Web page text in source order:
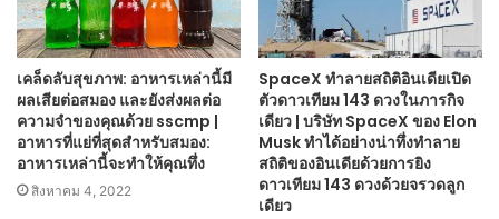
เคล็ดลับสุขภาพ: อาหารเหล่านี้มี
ผลเสียต่อสมอง และยังส่งผลต่อ
ความจำของคุณด้วย sscmp |
อาหารที่แย่ที่สุดสำหรับสมอง:
อาหารเหล่านี้จะทำให้คุณทึ่ง
สิงหาคม 4, 2022
SpaceX ทำลายสถิติอินเดียเปิด
ตัวดาวเทียม 143 ดวงในภารกิจ
เดียว | บริษัท SpaceX ของ Elon
Musk ทำได้อย่างน่าทึ่งทำลาย
สถิติของอินเดียด้วยการยิง
ดาวเทียม 143 ดวงด้วยจรวดลูก
เดียว